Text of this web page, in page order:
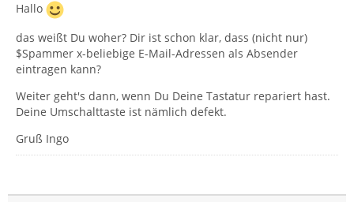
Hallo
das weißt Du woher? Dir ist schon klar, dass (nicht nur)
$Spammer x-beliebige E-Mail-Adressen als Absender
eintragen kann?
Weiter geht's dann, wenn Du Deine Tastatur repariert hast.
Deine Umschalttaste ist nämlich defekt.
Gruß Ingo